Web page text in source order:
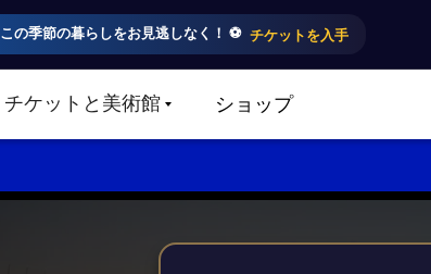
この季節の暮らしをお見逃しなく！ ⚽️ チケットを入手
チケットと美術館LABEL.SHARE.CARETDOWNショップ